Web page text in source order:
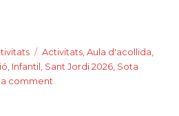
Tags
Activitats ,Aula d'acollida
Infantil Sant Jordi 2026 Sota
comment